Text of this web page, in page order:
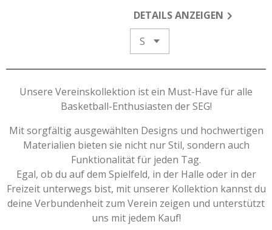
DETAILS ANZEIGEN
Unsere Vereinskollektion ist ein Must-Have für alle
Basketball-Enthusiasten der SEG!
Mit sorgfältig ausgewählten Designs und hochwertigen
Materialien bieten sie nicht nur Stil, sondern auch
Funktionalität für jeden Tag.
Egal, ob du auf dem Spielfeld, in der Halle oder in der
Freizeit unterwegs bist, mit unserer Kollektion kannst du
deine Verbundenheit zum Verein zeigen und unterstützt
uns mit jedem Kauf!